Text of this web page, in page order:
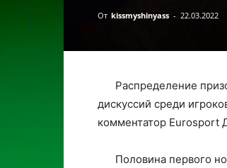
От kissmyshinyass - 22.03.2022
Распределение
дискуссий среди
комментатор Eurosport
Половина первого